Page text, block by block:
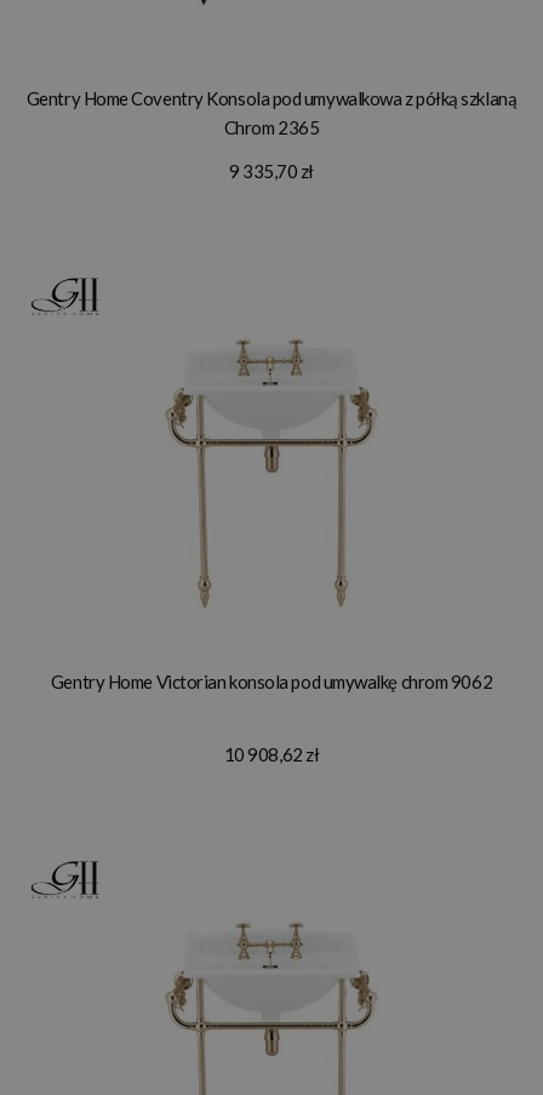
Gentry Home Coventry Konsola pod umywalkowa z półką szklaną
Chrom 2365
9 335,70 zł
Gentry Home Victorian konsola pod umywalkę chrom 9062
10 908,62 zł